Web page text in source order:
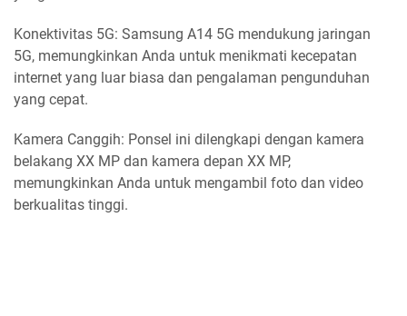
Konektivitas 5G: Samsung A14 5G mendukung jaringan
5G, memungkinkan Anda untuk menikmati kecepatan
internet yang luar biasa dan pengalaman pengunduhan
yang cepat.
Kamera Canggih: Ponsel ini dilengkapi dengan kamera
belakang XX MP dan kamera depan XX MP,
memungkinkan Anda untuk mengambil foto dan video
berkualitas tinggi.